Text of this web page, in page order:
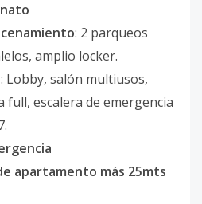
: 2 parqueos
amplio locker.
: Lobby, salón multiusos,
full, escalera de emergencia
apartamento más 25mts